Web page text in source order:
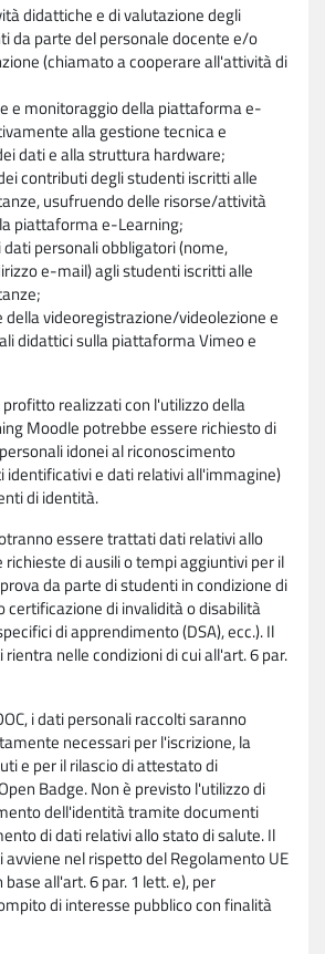
didattiche e di valutazione degli
da parte del personale docente e/o
(chiamato a cooperare all'attività di
e monitoraggio della piattaforma e-
alla gestione tecnica e
dati e alla struttura hardware;
contributi degli studenti iscritti alle
usufruendo delle risorse/attività
piattaforma e-Learning;
personali obbligatori (nome,
e-mail) agli studenti iscritti alle
della videoregistrazione/videolezione e
didattici sulla piattaforma Vimeo e
realizzati con l'utilizzo della
Moodle potrebbe essere richiesto di
idonei al riconoscimento
identificativi e dati relativi all'immagine)
di identità.
essere trattati dati relativi allo
di ausili o tempi aggiuntivi per il
da parte di studenti in condizione di
certificazione di invalidità o disabilità
di apprendimento (DSA), ecc.). Il
nelle condizioni di cui all'art. 6 par.
i dati personali raccolti saranno
necessari per l'iscrizione, la
e per il rilascio di attestato di
Badge. Non è previsto l'utilizzo di
dell'identità tramite documenti
di dati relativi allo stato di salute. Il
nel rispetto del Regolamento UE
base all'art. 6 par. 1 lett. e), per
di interesse pubblico con finalità